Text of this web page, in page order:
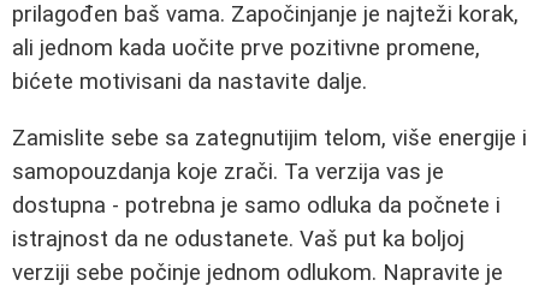
prilagođen baš vama. Započinjanje je najteži korak,
ali jednom kada uočite prve pozitivne promene,
bićete motivisani da nastavite dalje.
Zamislite sebe sa zategnutijim telom, više energije i
samopouzdanja koje zrači. Ta verzija vas je
dostupna - potrebna je samo odluka da počnete i
istrajnost da ne odustanete. Vaš put ka boljoj
verziji sebe počinje jednom odlukom. Napravite je